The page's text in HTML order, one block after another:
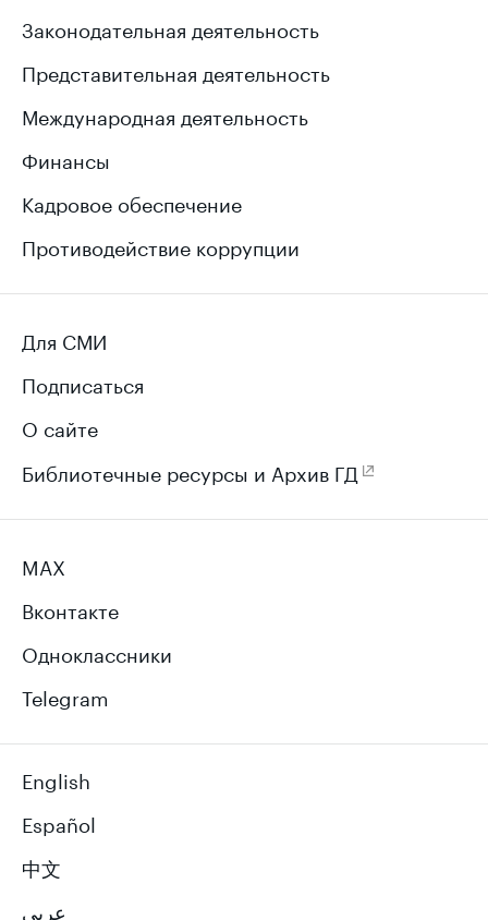
Законодательная деятельность
Представительная деятельность
Международная деятельность
Финансы
Кадровое обеспечение
Противодействие коррупции
Для СМИ
Подписаться
О сайте
Библиотечные ресурсы и Архив ГД
MAX
Вконтакте
Одноклассники
Telegram
English
Español
中文
عربي